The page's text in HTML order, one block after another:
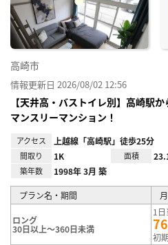
高崎市
情報更新日 2026/08/02 12:56
【天井高・バストイレ別】高崎駅
マンスリーマンション！
アクセス 上越線「高崎駅」徒歩25分
間取り 1K 面積
築年数 1998年 3月 築
プラン名・期間
ロング
30日以上～360日未満
1
初